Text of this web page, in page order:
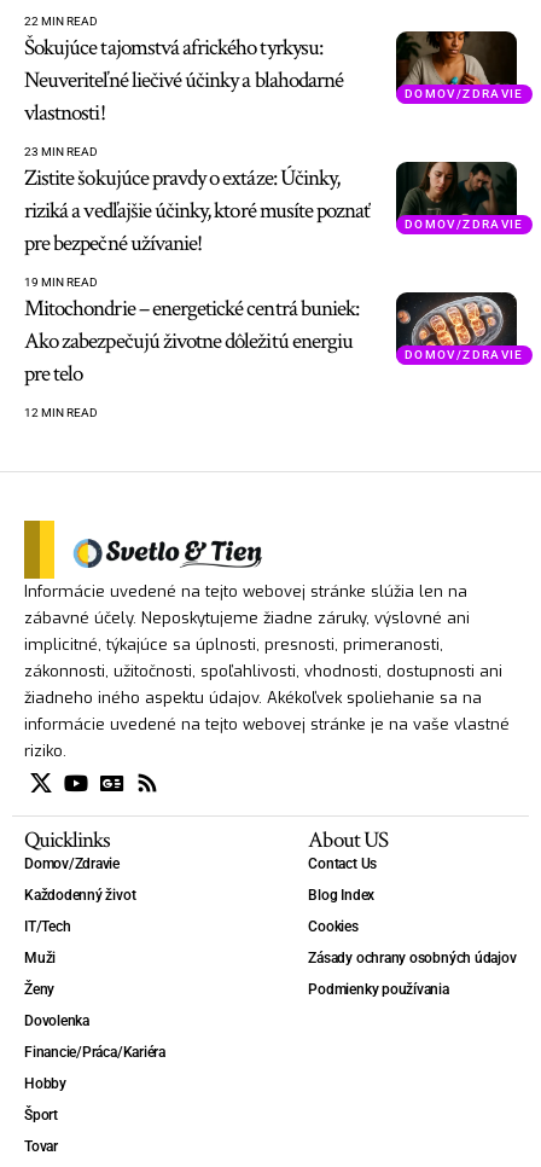
22 MIN READ
DOMOV/ZDRAVIE
Šokujúce tajomstvá afrického tyrkysu:
Neuveriteľné liečivé účinky a blahodarné
vlastnosti!
23 MIN READ
DOMOV/ZDRAVIE
Zistite šokujúce pravdy o extáze: Účinky,
riziká a vedľajšie účinky, ktoré musíte poznať
pre bezpečné užívanie!
19 MIN READ
DOMOV/ZDRAVIE
Mitochondrie – energetické centrá buniek:
Ako zabezpečujú životne dôležitú energiu
pre telo
12 MIN READ
Informácie uvedené na tejto webovej stránke slúžia len na
zábavné účely. Neposkytujeme žiadne záruky, výslovné ani
implicitné, týkajúce sa úplnosti, presnosti, primeranosti,
zákonnosti, užitočnosti, spoľahlivosti, vhodnosti, dostupnosti ani
žiadneho iného aspektu údajov. Akékoľvek spoliehanie sa na
informácie uvedené na tejto webovej stránke je na vaše vlastné
riziko.
Quicklinks
Domov/Zdravie
Každodenný život
IT/Tech
Muži
Ženy
Dovolenka
Financie/Práca/Kariéra
Hobby
Šport
Tovar
About US
Contact Us
Blog Index
Cookies
Zásady ochrany osobných údajov
Podmienky používania